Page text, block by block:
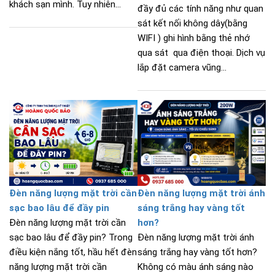
khách sạn mình. Tuy nhiên...
đầy đủ các tính năng như quan
sát kết nối không dây(bằng
WIFI ) ghi hình bằng thẻ nhớ
qua sát qua điện thoại. Dịch vụ
lắp đặt camera vũng...
Đèn năng lượng mặt trời cần
sạc bao lâu để đầy pin
Đèn năng lượng mặt trời cần
sạc bao lâu để đầy pin? Trong
điều kiện nắng tốt, hầu hết đèn
năng lượng mặt trời cần
Đèn năng lượng mặt trời ánh
sáng trắng hay vàng tốt
hơn?
Đèn năng lượng mặt trời ánh
sáng trắng hay vàng tốt hơn?
Không có màu ánh sáng nào